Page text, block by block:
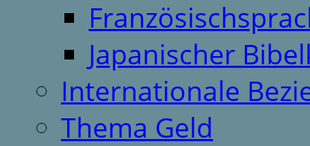
Japanischer
Internationale
Thema Geld